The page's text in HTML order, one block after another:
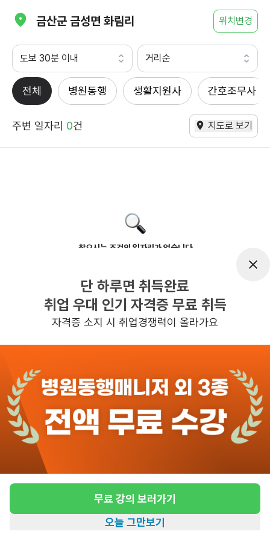
금산군 금성면 화림리 위치변경
도보 30분 이내 거리순
전체 병원동행 생활지원사 간호조무사
주변 일자리 0건 지도로 보기
찾으시는 조건의 일자리가 없습니다
반경 3KM 이내의 일자리 확인하기
단 하루면 취득완료
취업 우대 인기 자격증 무료 취득
자격증 소지 시 취업경쟁력이 올라가요
무료 강의 보러가기
오늘 그만보기